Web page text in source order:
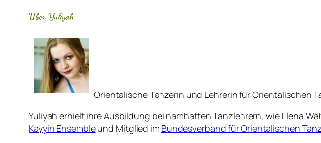
Über Yuliyah
Orientalische Tänzerin und Lehrerin für Orientalischen
Yuliyah erhielt ihre Ausbildung bei namhaften Tanzlehrern, wie Elena
Kayyin Ensembleund Mitglied im Bundesverband für Orientalischen Tanz